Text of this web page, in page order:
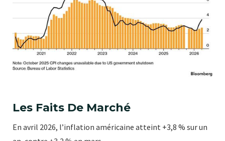
Les Faits De Marché
En avril 2026, l’inflation américaine atteint +3,8 % sur un